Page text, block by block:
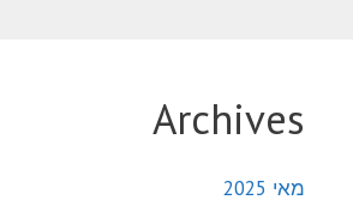
Archives
מאי 2025